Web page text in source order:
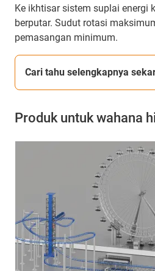
Ke ikhtisar sistem suplai energi
berputar. Sudut rotasi
pemasangan minimum.
Cari tahu selengkapnya
Produk untuk wahana